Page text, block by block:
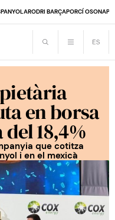
RODRI BARÇAPORCÍ OSONA
en borsa
18,4%
que cotitza
i en el mexicà